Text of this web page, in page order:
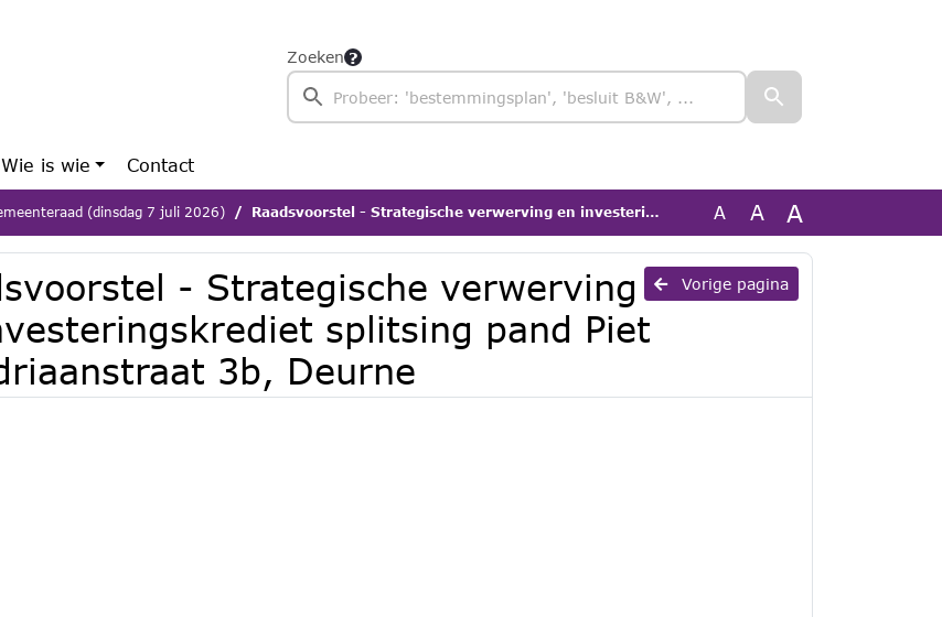
Zoeken
Wie is wie Contact
(dinsdag 7 juli 2026) Raadsvoorstel - Strategische verwerving en investeringskrediet splitsing pand Piet Mondriaanstraat 3b, Deurne A A A
Vorige pagina
- Strategische verwerving
splitsing pand Piet
3b, Deurne